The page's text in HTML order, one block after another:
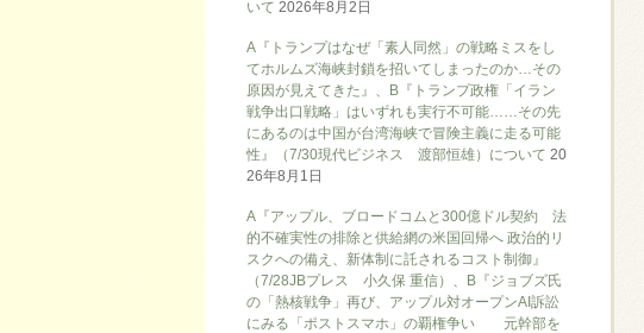
いて 2026年8月2日
A『トランプはなぜ「素人同然」の戦略ミスをし
てホルムズ海峡封鎖を招いてしまったのか…その
原因が見えてきた』、B『トランプ政権「イラン
戦争出口戦略」はいずれも実行不可能……その先
にあるのは中国が台湾海峡で冒険主義に走る可能
性』（7/30現代ビジネス 渡部恒雄）について 20
26年8月1日
A『アップル、ブロードコムと300億ドル契約 法
的不確実性の排除と供給網の米国回帰へ 政治的リ
スクへの備え、新体制に託されるコスト制御』
（7/28JBプレス 小久保 重信）、B『ジョブズ氏
の「熱核戦争」再び、アップル対オープンAI訴訟
にみる「ポストスマホ」の覇権争い 元幹部を